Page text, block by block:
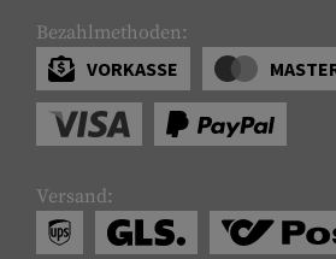
Bezahlmethoden:
VORKASSE
Versand: